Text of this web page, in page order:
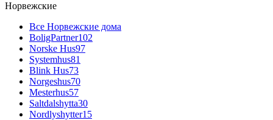
Норвежские
Все Норвежские дома
BoligPartner102
Norske Hus97
Systemhus81
Blink Hus73
Norgeshus70
Mesterhus57
Saltdalshytta30
Nordlyshytter15